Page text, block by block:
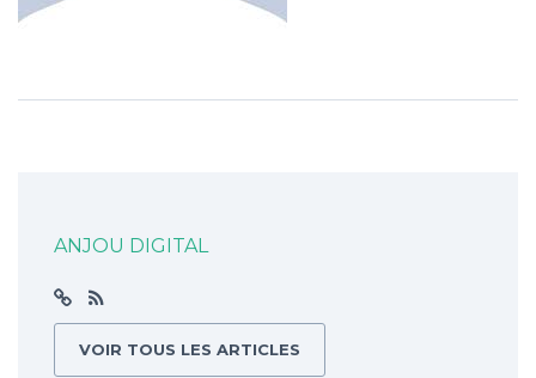
ANJOU DIGITAL
VOIR TOUS LES ARTICLES